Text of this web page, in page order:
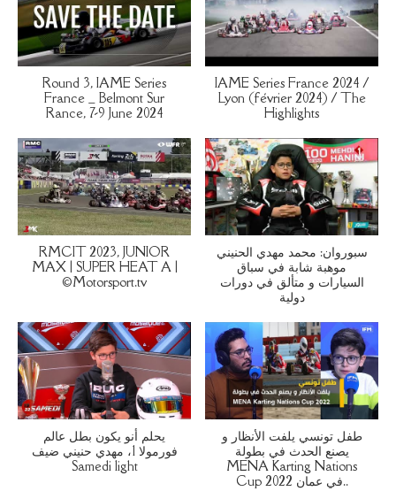
Round 3, IAME Series
France _ Belmont Sur
Rance, 7-9 June 2024
IAME Series France 2024 /
Lyon (février 2024) / The
Highlights
RMCIT 2023, JUNIOR
MAX | SUPER HEAT A |
©Motorsport.tv
سبوروان: محمد مهدي الحنيني
موهبة شابة في سباق
السيارات و متألق في دورات
دولية
يحلم أنو يكون بطل عالم
فورمولا 1، مهدي حنيني ضيف
Samedi light
طفل تونسي يلفت الأنظار و
يصنع الحدث في بطولة
MENA Karting Nations
Cup 2022 في عمان..